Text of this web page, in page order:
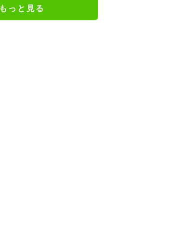
もっと見る